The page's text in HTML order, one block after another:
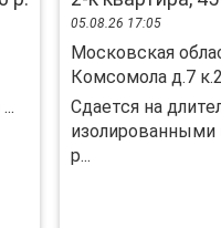
05.08.26 17:05
Московская
Комсомола д.7 к.2
Сдается на
изолированными
р...